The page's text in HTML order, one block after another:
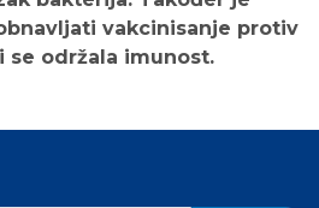
vakcinisanje protiv
se održala imunost.